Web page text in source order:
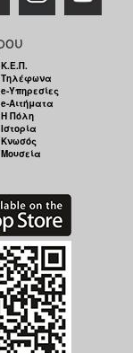
Κ.Ε.Π.
Τηλέφωνα
e-Υπηρεσίες
e-Αιτήματα
Η Πόλη
Ιστορία
Κνωσός
Μουσεία